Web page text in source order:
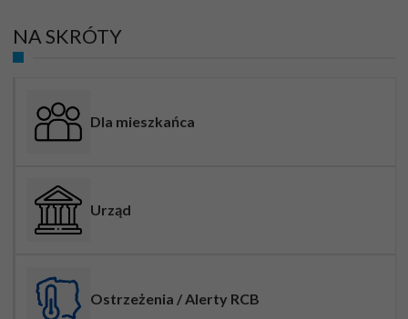
NA SKRÓTY
Dla mieszkańca
Urząd
Ostrzeżenia / Alerty RCB